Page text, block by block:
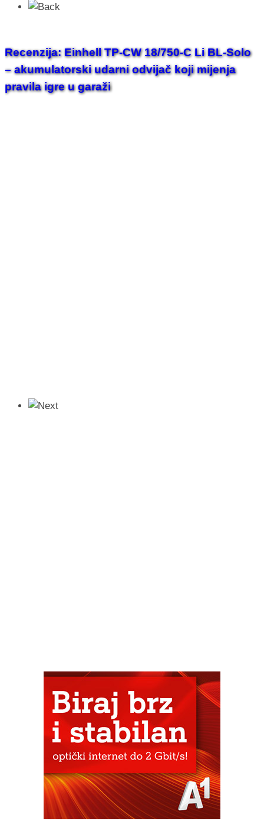
Recenzija: Einhell TP-CW 18/750-C Li BL-Solo
– akumulatorski udarni odvijač koji mijenja
pravila igre u garaži